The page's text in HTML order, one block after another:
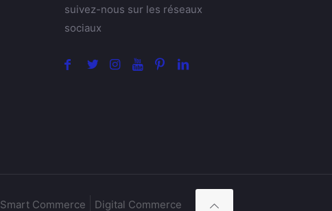
suivez-nous sur les réseaux
sociaux
Smart Commerce Digital Commerce